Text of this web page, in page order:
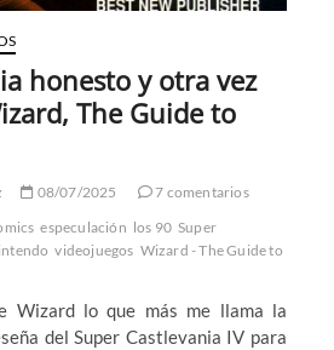
honesto y otra vez
The Guide to
08/07/2025
7 comentarios
especulación los 90 Super
videojuegos Wizard - The Guide to
Wizard lo que más me llama la
del Super Castlevania IV para